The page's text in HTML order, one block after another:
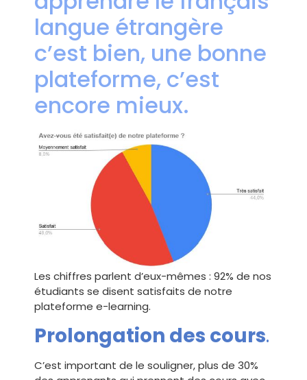
langue étrangère
c’est bien, une bonne
plateforme, c’est
encore mieux.
Les chiffres parlent d’eux-mêmes : 92% de nos
étudiants se disent satisfaits de notre
plateforme e-learning.
Prolongation des cours.
C’est important de le souligner, plus de 30%